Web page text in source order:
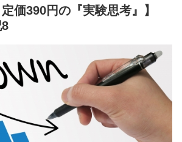
定価390円の『実験思考』】